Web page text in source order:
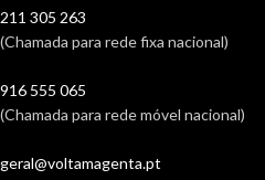
211 305 263
(Chamada para rede fixa nacional)
916 555 065
(Chamada para rede móvel nacional)
geral@voltamagenta.pt